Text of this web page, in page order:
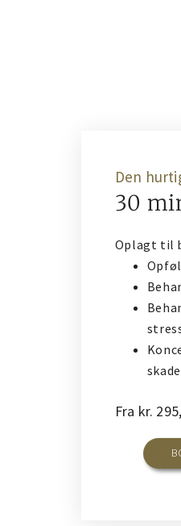
Den
30
Oplagt til
skade
Fra kr.